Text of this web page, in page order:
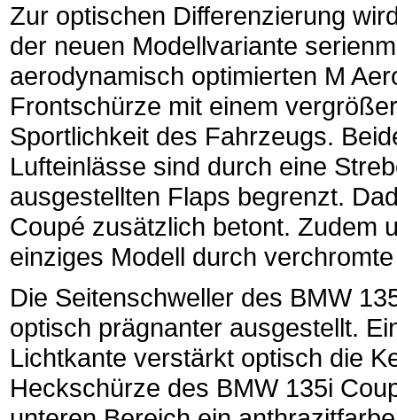
Zur optischen Differenzierung
der neuen Modellvariante
aerodynamisch optimierten M
Frontschürze mit einem
Sportlichkeit des Fahrzeugs.
Lufteinlässe sind durch eine
ausgestellten Flaps begrenzt.
Coupé zusätzlich betont. Zudem
einziges Modell durch
Die Seitenschweller des BMW
optisch prägnanter ausgestellt.
Lichtkante verstärkt optisch die
Heckschürze des BMW 135i